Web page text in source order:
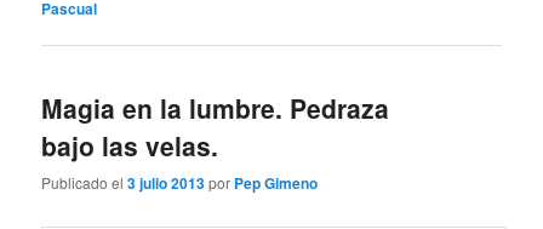
Pascual
Magia en la lumbre. Pedraza
bajo las velas.
Publicado el3 julio 2013por Pep Gimeno